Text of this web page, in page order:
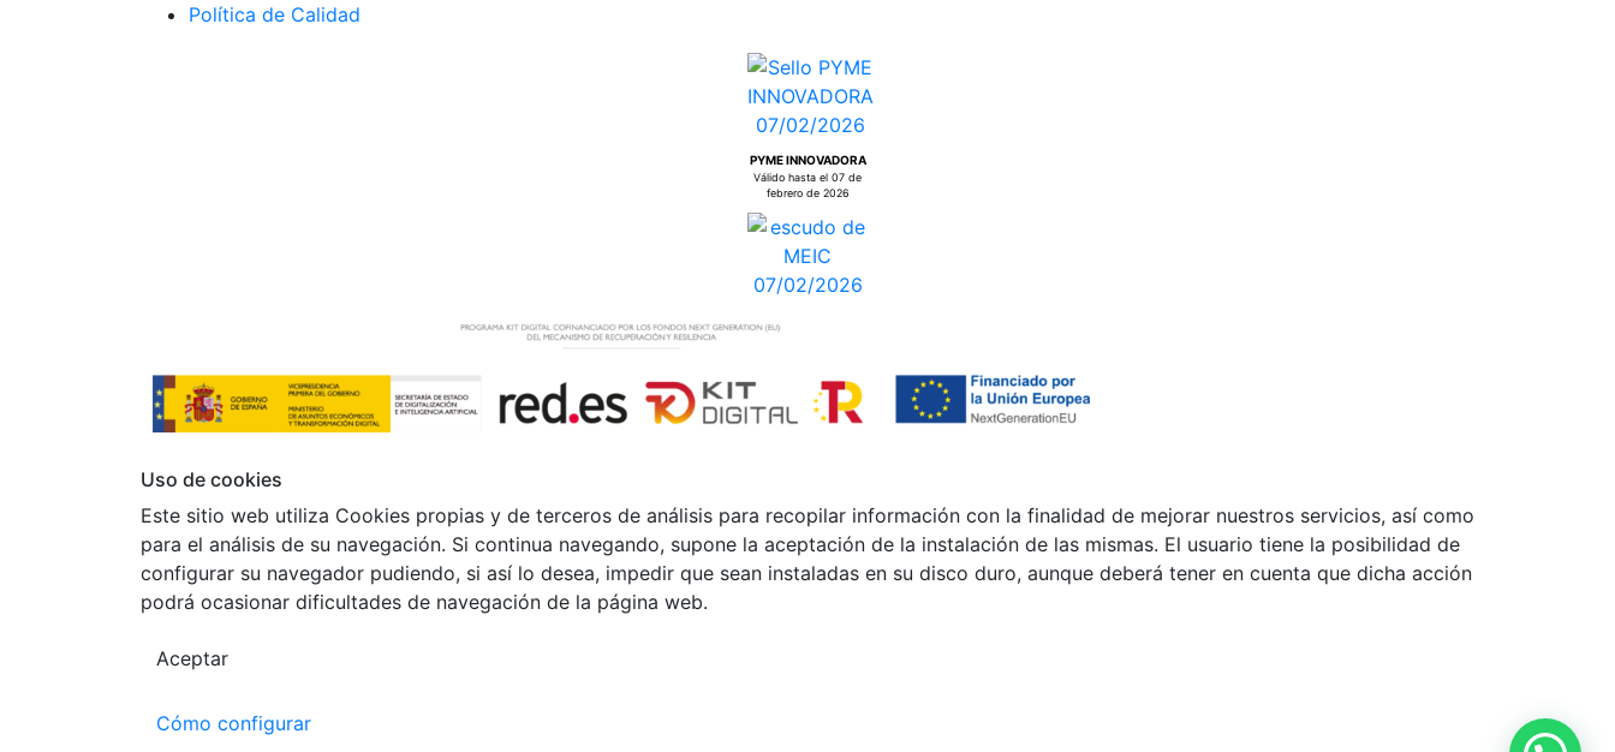
Política de Calidad
PYME INNOVADORA
Válido hasta el 07 de
febrero de 2026
Uso de cookies
Este sitio web utiliza Cookies propias y de terceros de análisis para recopilar información con la finalidad de mejorar nuestros servicios, así como
para el análisis de su navegación. Si continua navegando, supone la aceptación de la instalación de las mismas. El usuario tiene la posibilidad de
configurar su navegador pudiendo, si así lo desea, impedir que sean instaladas en su disco duro, aunque deberá tener en cuenta que dicha acción
podrá ocasionar dificultades de navegación de la página web.
Aceptar
Cómo configurar